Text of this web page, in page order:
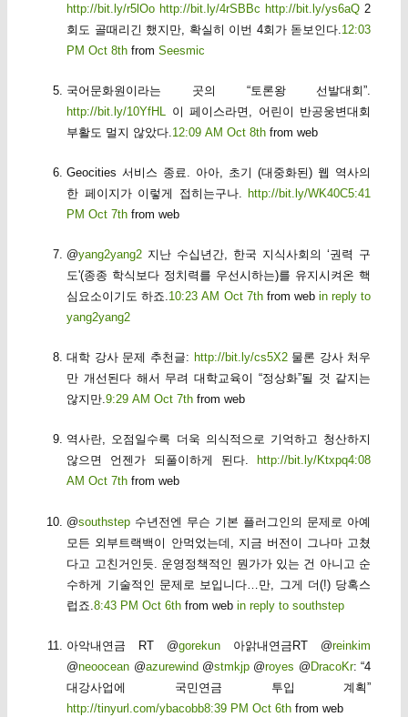
http://bit.ly/r5lOo http://bit.ly/4rSBBc http://bit.ly/ys6aQ 2
회도 골때리긴 했지만, 확실히 이번 4회가 돋보인다. 12:03
PM Oct 8th fromSeesmic
국어문화원이라는 곳의 “토론왕 선발대회”.
http://bit.ly/10YfHL
이 페이스라면, 어린이 반공웅변대회
부활도 멀지 않았다. 12:09 AM Oct 8th from web
Geocities 서비스 종료. 아아, 초기 (대중화된) 웹 역사의
한 페이지가 이렇게 접히는구나. http://bit.ly/WK40C5:41
PM Oct 7th from web
@yang2yang2 지난 수십년간, 한국 지식사회의 ‘권력 구
도'(종종 학식보다 정치력를 우선시하는)를 유지시켜온 핵
심요소이기도 하죠.10:23 AM Oct 7th from web in reply to
yang2yang2
대학 강사 문제 추천글: http://bit.ly/cs5X2물론 강사 처우
만 개선된다 해서 무려 대학교육이 “정상화”될 것 같지는
않지만.9:29 AM Oct 7th from web
역사란, 오점일수록 더욱 의식적으로 기억하고 청산하지
않으면 언젠가 되풀이하게 된다.
http://bit.ly/Ktxpq4:08
AM Oct 7th from web
@southstep 수년전엔 무슨 기본 플러그인의 문제로 아예
모든 외부트랙백이 안먹었는데, 지금 버전이 그나마 고쳤
다고 고친거인듯. 운영정책적인 뭔가가 있는 건 아니고 순
수하게 기술적인 문제로 보입니다…만, 그게 더(!) 당혹스
럽죠.8:43 PM Oct 6th from web in reply to southstep
아악내연금 RT @gorekun 아앍내연금RT @reinkim
@neoocean @azurewind@stmkjp @royes @DracoKr: “4
대강사업에 국민연금 투입 계획”
http://tinyurl.com/ybacobb8:39 PM Oct 6th from web